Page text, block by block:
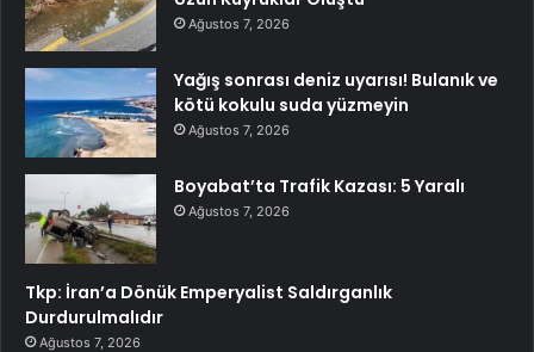
Ağustos 7, 2026
Yağış sonrası deniz uyarısı! Bulanık ve
kötü kokulu suda yüzmeyin
Ağustos 7, 2026
Boyabat’ta Trafik Kazası: 5 Yaralı
Ağustos 7, 2026
Tkp: İran’a Dönük Emperyalist Saldırganlık
Durdurulmalıdır
Ağustos 7, 2026